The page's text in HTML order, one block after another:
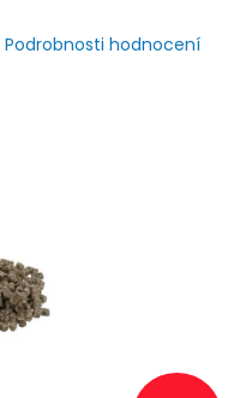
Podrobnosti hodnocení